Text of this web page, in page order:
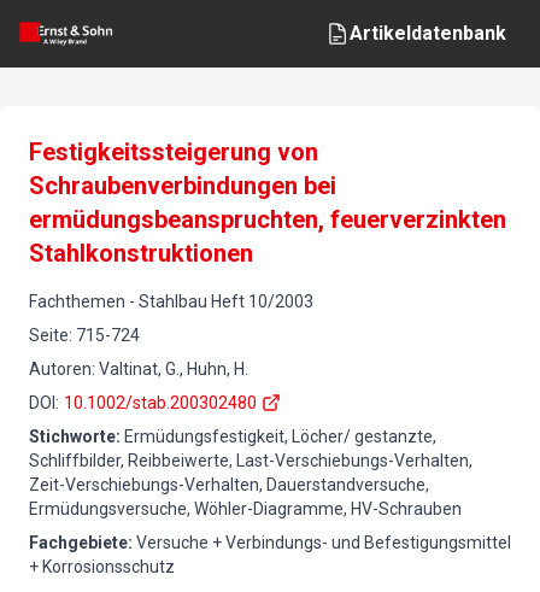
Artikeldatenbank
Festigkeitssteigerung von
Schraubenverbindungen bei
ermüdungsbeanspruchten, feuerverzinkten
Stahlkonstruktionen
Fachthemen - Stahlbau Heft 10/2003
Seite: 715-724
Autoren: Valtinat, G., Huhn, H.
DOI : 10.1002/stab.200302480
Stichworte: Ermüdungsfestigkeit, Löcher/ gestanzte,
Schliffbilder, Reibbeiwerte, Last-Verschiebungs-Verhalten,
Zeit-Verschiebungs-Verhalten, Dauerstandversuche,
Ermüdungsversuche, Wöhler-Diagramme, HV-Schrauben
Fachgebiete: Versuche + Verbindungs- und Befestigungsmittel
+ Korrosionsschutz